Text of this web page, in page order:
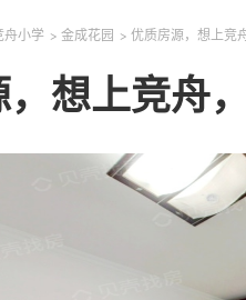
舟小学 > 金成花园 > 优质房源，想上竞
想上竞舟